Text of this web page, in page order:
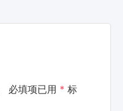
必填项已用 * 标